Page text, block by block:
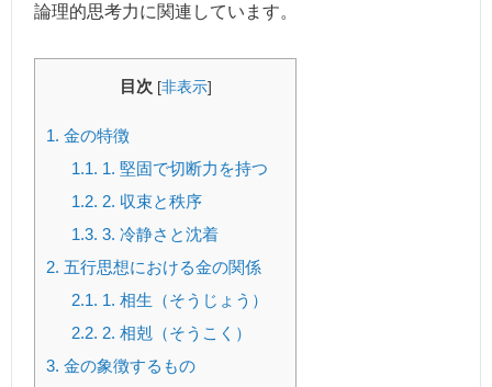
論理的思考力に関連しています。
目次 [非表示]
1. 金の特徴
1.1. 1. 堅固で切断力を持つ
1.2. 2. 収束と秩序
1.3. 3. 冷静さと沈着
2. 五行思想における金の関係
2.1. 1. 相生（そうじょう）
2.2. 2. 相剋（そうこく）
3. 金の象徴するもの